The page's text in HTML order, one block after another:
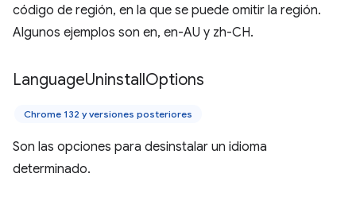
código de región, en la que se puede omitir la región.
Algunos ejemplos son en, en-AU y zh-CH.
LanguageUninstallOptions
Chrome 132 y versiones posteriores
Son las opciones para desinstalar un idioma
determinado.